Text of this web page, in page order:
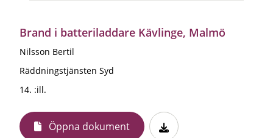
Brand i batteriladdare Kävlinge, Malmö
Nilsson Bertil
Räddningstjänsten Syd
14. :ill.
Öppna dokument